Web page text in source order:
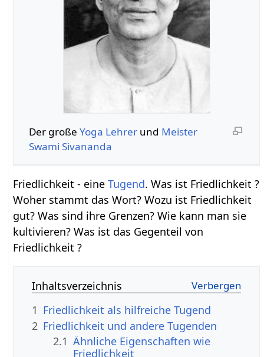
Der große Yoga Lehrerund Meister
Swami Sivananda
Friedlichkeit - eineTugend. Was ist Friedlichkeit ?
Woher stammt das Wort? Wozu ist Friedlichkeit
gut? Was sind ihre Grenzen? Wie kann man sie
kultivieren? Was ist das Gegenteil von
Friedlichkeit ?
Inhaltsverzeichnis
1 Friedlichkeit als hilfreiche Tugend
2 Friedlichkeit und andere Tugenden
2.1 Ähnliche Eigenschaften wie
Friedlichkeit